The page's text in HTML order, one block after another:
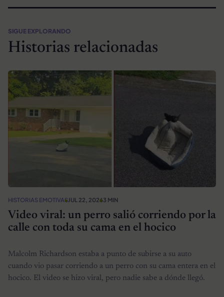
SIGUE EXPLORANDO
Historias relacionadas
HISTORIAS EMOTIVASJUL 22, 20263 MIN
Video viral: un perro salió corriendo por la
calle con toda su cama en el hocico
Malcolm Richardson estaba a punto de subirse a su auto
cuando vio pasar corriendo a un perro con su cama entera en el
hocico. El video se hizo viral, pero nadie sabe a dónde llegó.